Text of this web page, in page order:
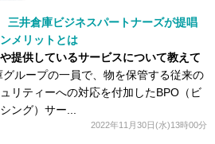
井倉庫ビジネスパートナーズが提唱
メリットとは
供しているサービスについて教えて
グループの一員で、物を保管する従来の
リティーへの対応を付加したBPO（ビ
ング）サー...
2022年11月30日(水)13時00分